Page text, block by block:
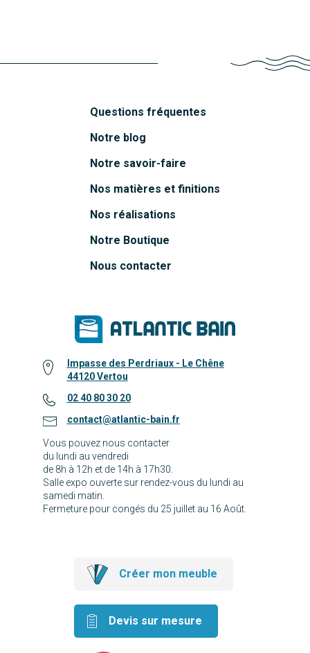
Questions fréquentes
Notre blog
Notre savoir-faire
Nos matières et finitions
Nos réalisations
Notre Boutique
Nous contacter
Impasse des Perdriaux - Le Chêne
44120 Vertou
02 40 80 30 20
contact@atlantic-bain.fr
Vous pouvez nous contacter
du lundi au vendredi
de 8h à 12h et de 14h à 17h30.
Salle expo ouverte sur rendez-vous du lundi au
samedi matin.
Fermeture pour congés du 25 juillet au 16 Août.
Créer mon meuble
Devis sur mesure